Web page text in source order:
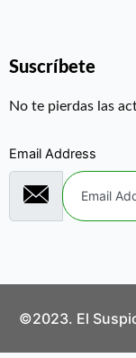
Suscríbete
No te pierdas las
Email Address
©2023. El